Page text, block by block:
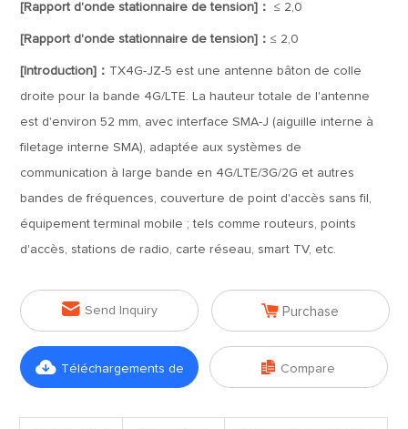
[Rapport d'onde stationnaire de tension]： ≤ 2,0
[Rapport d'onde stationnaire de tension]：≤ 2,0
[Introduction]： TX4G-JZ-5 est une antenne bâton de colle
droite pour la bande 4G/LTE. La hauteur totale de l'antenne
est d'environ 52 mm, avec interface SMA-J (aiguille interne à
filetage interne SMA), adaptée aux systèmes de
communication à large bande en 4G/LTE/3G/2G et autres
bandes de fréquences, couverture de point d'accès sans fil,
équipement terminal mobile ; tels comme routeurs, points
d'accès, stations de radio, carte réseau, smart TV, etc.
 Send Inquiry  Purchase
 Téléchargements de  Compare